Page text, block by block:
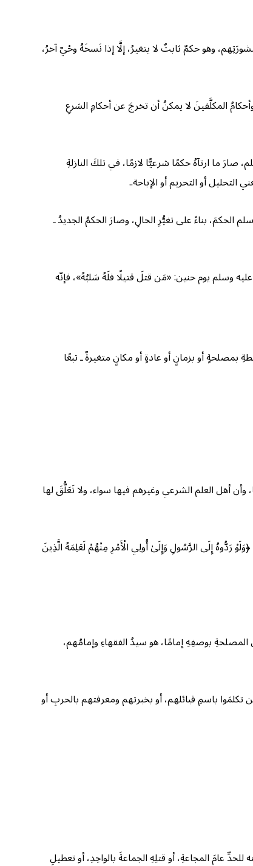
وهو حكمٌ ثابتٌ لا يتغيرُ، إلَّا إذا نَسخَهُ وحْيٌ آخرُ،
المكلَّفينَ لا يمكنُ أن تخرجَ عن أحكامِ الشرعِ
صارَ ما ارتآهُ حكمًا شرعيًّا لازمًا، في تلكَ النازلةِ
أو التحريم أو الإباحة..
الحكمَ، بناءً على تغيُّرِ الحالِ، وصارَ الحكمُ الجديدُ ـ
وسلم يوم حنين: «مَن قتلَ قتيلًا فلَهُ سَلبُهُ»، فإنّه
أو بزمانٍ أو عادةٍ أو مكانٍ متغيرةٌ ـ تبعًا
أهل العلم الشرعي وغيرهم فيها سواء، ولا تَعَلُّقَ لها
رَدُّوهُ إِلَى الرَّسُولِ وَإِلَىٰ أُولِي الْأَمْرِ مِنْهُمْ لَعَلِمَهُ الَّذِينَ
بوصفِهِ إمامًا، هو سيدُ الفقهاءِ وإمامُهم،
باسمِ قبائلهم، أو بخبرتهم ومعرفتهم بالحربِ أو
عامَ المجاعةِ، أو قتلِهِ الجماعةَ بالواحِدِ، أو تعطيلِ